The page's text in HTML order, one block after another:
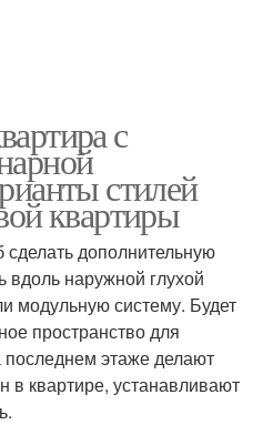
с
стилей
квартиры
дополнительную
вдоль наружной глухой
модульную систему. Будет
пространство для
этаже делают
в квартире, устанавливают